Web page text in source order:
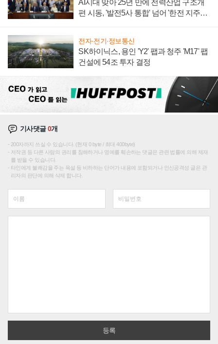
AI시대 맞아 25년 만에 전력산업 구조개
편 시동, '발전5사 통합' 넘어 '한전 지주사'
전자·전기·정보통신
SK하이닉스, 용인 'Y2' 팹과 청주 'M17' 팹
건설에 54조 투자 결정
기사댓글0개
200자까지 쓰실 수 있습니다. (현재 0 byte / 최대 400byte)
저작권 등 다른 사람의 권리를 침해하거나 명예를 훼손하는 댓글은 관련 법률에 의해 제재
를 받을 수 있습니다.
타인에게 불쾌감을 주는 욕설 등 비하하는 단어가 내용에 포함되거나 인신공격성 글은 관
리자의 판단에 의해 삭제 합니다.